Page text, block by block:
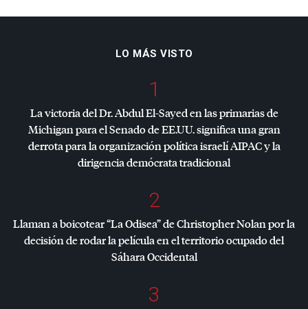
LO MÁS VISTO
1
La victoria del Dr. Abdul El-Sayed en las primarias de
Michigan para el Senado de EE.UU. significa una gran
derrota para la organización política israelíAIPACy la
dirigencia demócrata tradicional
2
Llaman a boicotear “La Odisea” de Christopher Nolan por la
decisión de rodar la película en el territorio ocupado del
Sáhara Occidental
3